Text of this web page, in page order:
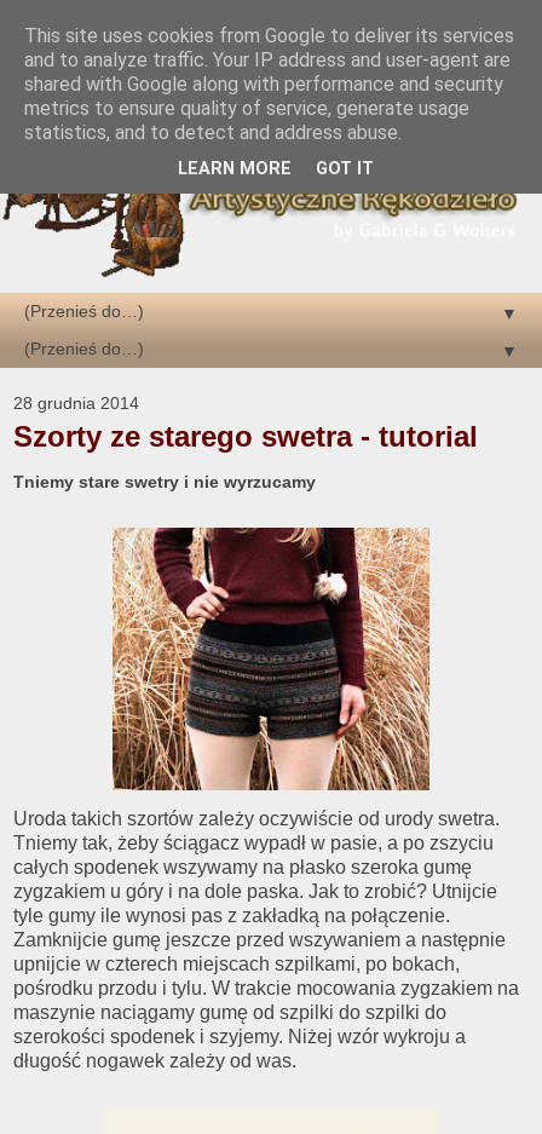
▼
▼
28 grudnia 2014
Szorty ze starego swetra - tutorial
Tniemy stare swetry i nie wyrzucamy
Uroda takich szortów zależy oczywiście od urody swetra.
Tniemy tak, żeby ściągacz wypadł w pasie, a po zszyciu
całych spodenek wszywamy na płasko szeroka gumę
zygzakiem u góry i na dole paska. Jak to zrobić? Utnijcie
tyle gumy ile wynosi pas z zakładką na połączenie.
Zamknijcie gumę jeszcze przed wszywaniem a następnie
upnijcie w czterech miejscach szpilkami, po bokach,
pośrodku przodu i tylu. W trakcie mocowania zygzakiem na
maszynie naciągamy gumę od szpilki do szpilki do
szerokości spodenek i szyjemy. Niżej wzór wykroju a
długość nogawek zależy od was.
This site uses cookies from Google to deliver its services
and to analyze traffic. Your IP address and user-agent are
shared with Google along with performance and security
metrics to ensure quality of service, generate usage
statistics, and to detect and address abuse.
LEARN MORE GOT IT